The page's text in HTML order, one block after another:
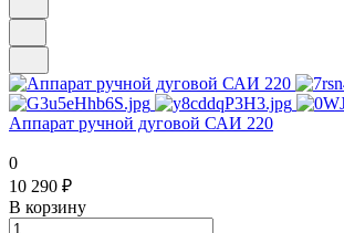
Аппарат ручной дуговой САИ 220
0